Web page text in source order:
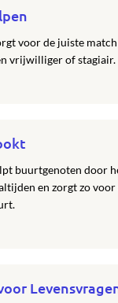
voor de juiste match
vrijwilliger of stagiair.
buurtgenoten door
en zorgt zo voor